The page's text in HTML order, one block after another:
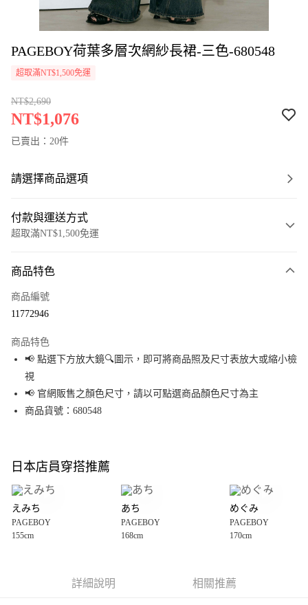
PAGEBOY荷葉多層次網紗長裙-三色-680548
超取滿NT$1,500免運
NT$2,690
NT$1,076
已賣出：20件
請選擇商品選項
付款與運送方式
超取滿NT$1,500免運
信用卡一次付款
Apple Pay
街口支付
悠遊付
全盈+PAY
大哥付你分期
【大哥付你分期使用說明】
1.本服務由台灣大哥大提供，台灣大哥大用戶可立即使用無須另外申請。
2.付款方式選擇「大哥付你分期」，訂單成立後會自動跳轉到大哥付的交易
3.實際核准額度、可分期數及費用金額請依後續交易確認頁面所載為準。
4.訂單成立30分鐘內，如未前往確認交易或遇審核未通過，訂單將自動取
AFTEE先享後付
商品特色
商品編號
11772946
商品特色
📢 點選下方放大鏡🔍圖示，即可將商品照及尺寸表放大或縮小檢
視
📢 官網販售之顏色尺寸，請以可點選商品顏色尺寸為主
商品貨號：680548
日本店員穿搭推薦
えみち
PAGEBOY
155cm
あち
PAGEBOY
168cm
めぐみ
PAGEBOY
170cm
詳細說明 相關推薦